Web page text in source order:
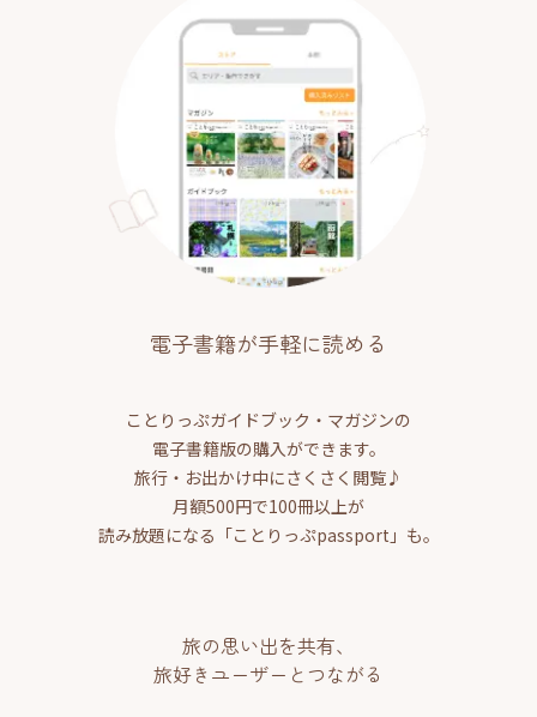
電子書籍が手軽に読める
ことりっぷガイドブック・マガジンの
電子書籍版の購入ができます。
旅行・お出かけ中にさくさく閲覧♪
月額500円で100冊以上が
読み放題になる「ことりっぷpassport」も。
旅の思い出を共有、
旅好きユーザーとつながる